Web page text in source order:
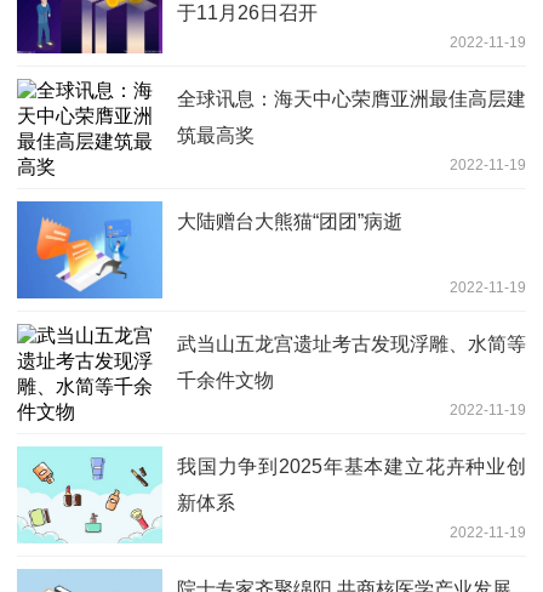
于11月26日召开
2022-11-19
全球讯息：海天中心荣膺亚洲最佳高层建
筑最高奖
2022-11-19
大陆赠台大熊猫“团团”病逝
2022-11-19
武当山五龙宫遗址考古发现浮雕、水简等
千余件文物
2022-11-19
我国力争到2025年基本建立花卉种业创
新体系
2022-11-19